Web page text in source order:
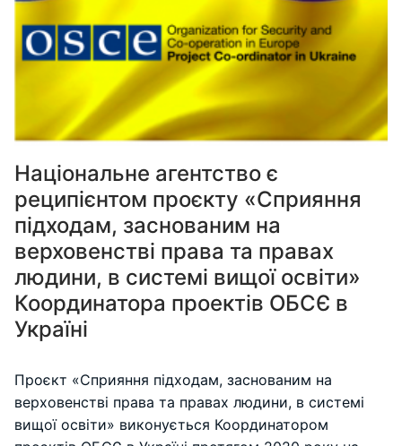
Національне агентство є
реципієнтом проєкту «Сприяння
підходам, заснованим на
верховенстві права та правах
людини, в системі вищої освіти»
Координатора проектів ОБСЄ в
Україні
Проєкт «Сприяння підходам, заснованим на
верховенстві права та правах людини, в системі
вищої освіти» виконується Координатором